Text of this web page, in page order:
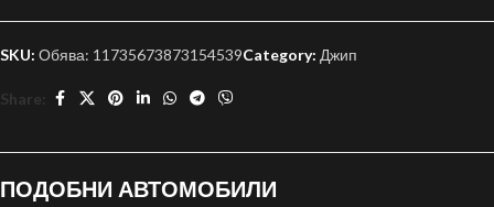
SKU: Обява: 11735673873154539Category: Джип
Share:
ПОДОБНИ АВТОМОБИЛИ